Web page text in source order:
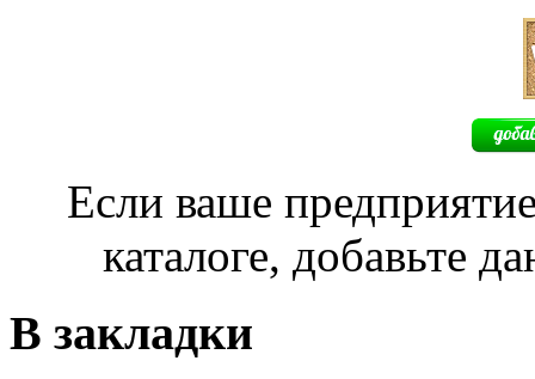
Если ваше
каталоге, добавьте
В закладки